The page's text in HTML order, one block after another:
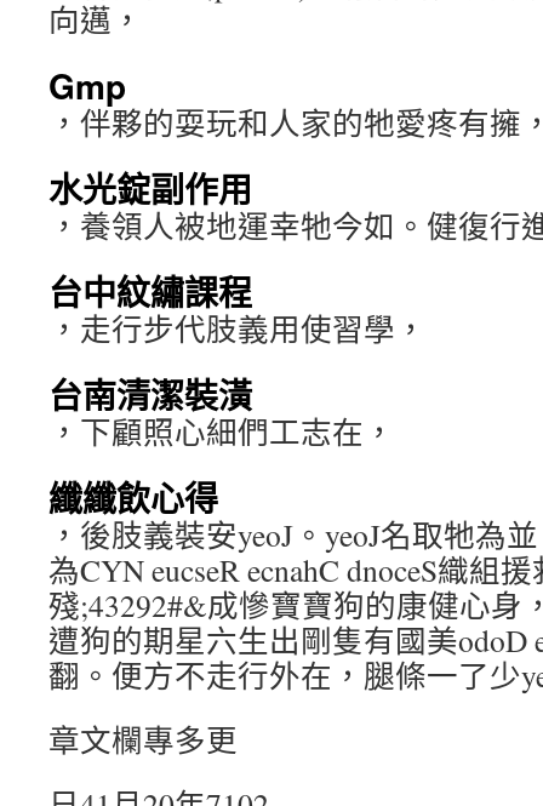
向邁，
Gmp
，伴夥的耍玩和人家的牠愛疼有擁
水光錠副作用
，養領人被地運幸牠今如。健復行
台中紋繡課程
，走行步代肢義用使習學，
台南清潔裝潢
，下顧照心細們工志在，
纖纖飲心得
，後肢義裝安yeoJ。yeoJ名取牠為
為CYN eucseR ecnahC dnoceS織組
殘;43292#&成慘寶寶狗的康健心身
遭狗的期星六生出剛隻有國美odoD
翻。便方不走行外在，腿條一了少
章文欄專多更